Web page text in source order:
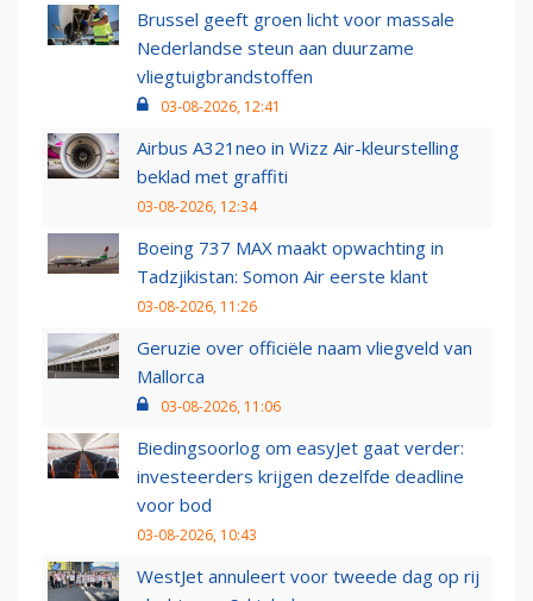
Brussel geeft groen licht voor massale
Nederlandse steun aan duurzame
vliegtuigbrandstoffen
03-08-2026, 12:41
Airbus A321neo in Wizz Air-kleurstelling
beklad met graffiti
03-08-2026, 12:34
Boeing 737 MAX maakt opwachting in
Tadzjikistan: Somon Air eerste klant
03-08-2026, 11:26
Geruzie over officiële naam vliegveld van
Mallorca
03-08-2026, 11:06
Biedingsoorlog om easyJet gaat verder:
investeerders krijgen dezelfde deadline
voor bod
03-08-2026, 10:43
WestJet annuleert voor tweede dag op rij